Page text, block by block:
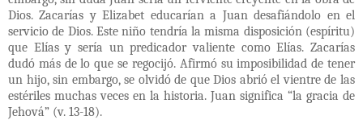
Dios. Zacarías y Elizabet educarían a Juan desafiándolo en el
servicio de Dios. Este niño tendría la misma disposición (espíritu)
que Elías y sería un predicador valiente como Elías. Zacarías
dudó más de lo que se regocijó. Afirmó su imposibilidad de tener
un hijo, sin embargo, se olvidó de que Dios abrió el vientre de las
estériles muchas veces en la historia. Juan significa “la gracia de
Jehová” (v. 13-18).